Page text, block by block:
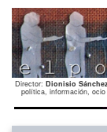
Director: Dionisio
política, información,